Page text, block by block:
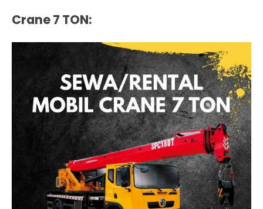
Crane 7 TON: